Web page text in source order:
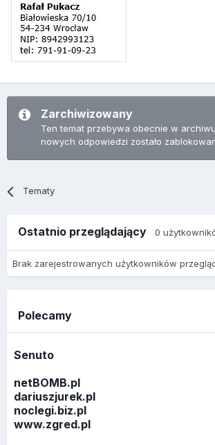
Zarchiwizowany
Ten temat przebywa obecnie w
nowych odpowiedzi zostało
Tematy
Ostatnio przeglądający 0
Brak zarejestrowanych użytkowników
Polecamy
Senuto
netBOMB.pl
dariuszjurek.pl
noclegi.biz.pl
www.zgred.pl